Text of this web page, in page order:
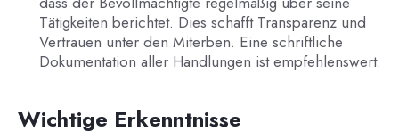
Tätigkeiten berichtet. Dies schafft Transparenz und
Vertrauen unter den Miterben. Eine schriftliche
Dokumentation aller Handlungen ist empfehlenswert.
Wichtige Erkenntnisse